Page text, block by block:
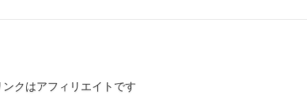
クはアフィリエイトです